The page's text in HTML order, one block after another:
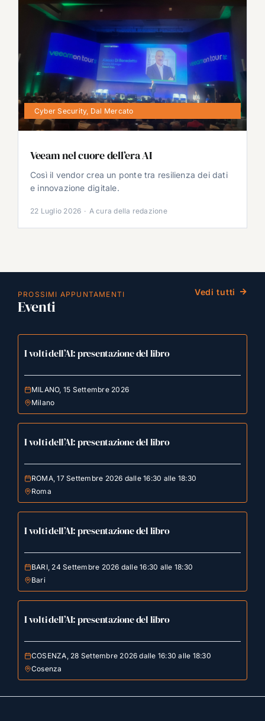
Cyber Security, Dal Mercato
Veeam nel cuore dell’era AI
Così il vendor crea un ponte tra resilienza dei dati
e innovazione digitale.
22 Luglio 2026 · A cura della redazione
PROSSIMI APPUNTAMENTI
Eventi
Vedi tutti
I volti dell’AI: presentazione del libro
MILANO, 15 Settembre 2026
Milano
I volti dell’AI: presentazione del libro
ROMA, 17 Settembre 2026 dalle 16:30 alle 18:30
Roma
I volti dell’AI: presentazione del libro
BARI, 24 Settembre 2026 dalle 16:30 alle 18:30
Bari
I volti dell’AI: presentazione del libro
COSENZA, 28 Settembre 2026 dalle 16:30 alle 18:30
Cosenza